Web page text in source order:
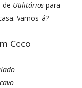
de Utilitários para
Vamos lá?
Coco